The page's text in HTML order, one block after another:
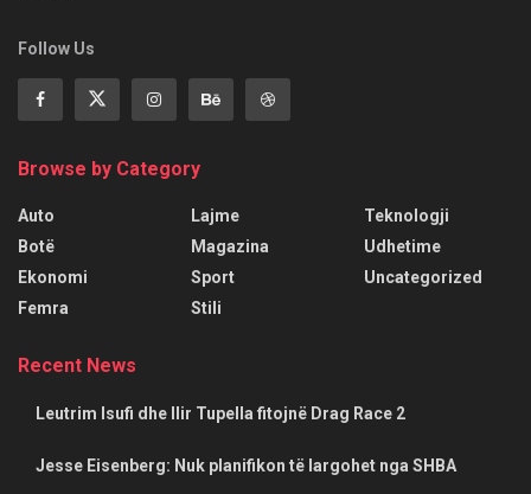
Follow Us
Browse by Category
Auto
Botë
Ekonomi
Femra
Lajme
Magazina
Sport
Stili
Teknologji
Udhetime
Uncategorized
Recent News
Leutrim Isufi dhe Ilir Tupella fitojnë Drag Race 2
Jesse Eisenberg: Nuk planifikon të largohet nga SHBA